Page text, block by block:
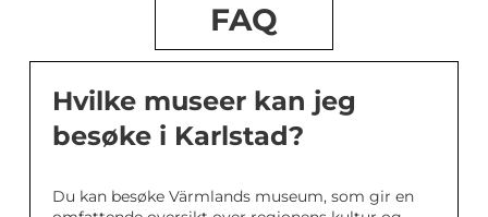
FAQ
Hvilke museer kan jeg
besøke i Karlstad?
Du kan besøke Värmlands museum, som gir en